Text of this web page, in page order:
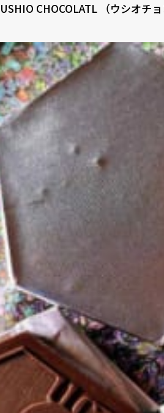
USHIO CHOCOLATL （ウシオチョ